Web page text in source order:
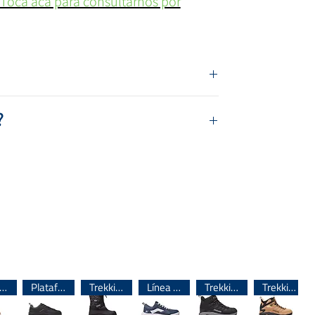
Línea importada 🌎 Plataforma Trekking Línea importada 🌎 Trekking Trekking